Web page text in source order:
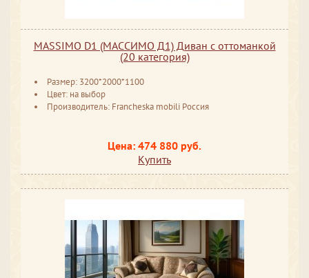
MASSIMO D1 (МАССИМО Д1) Диван с оттоманкой
(20 категория)
Размер: 3200*2000*1100
Цвет: на выбор
Производитель: Francheska mobili Россия
Цена: 474 880 руб.
Купить